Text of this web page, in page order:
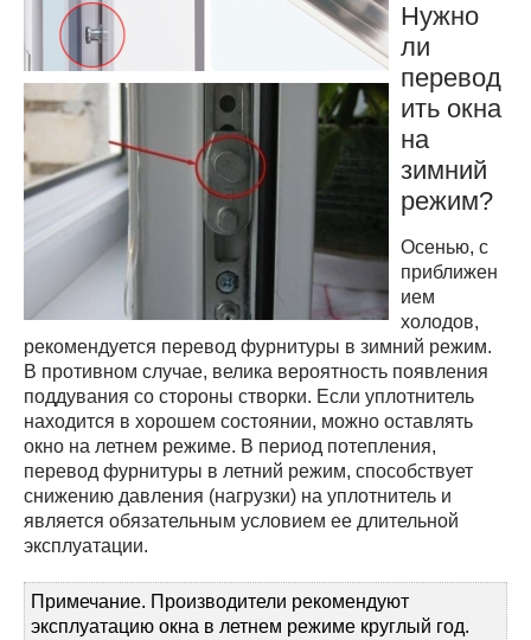
Нужно
ли
перевод
ить окна
на
зимний
режим?
Осенью, с
приближен
ием
холодов,
рекомендуется перевод фурнитуры в зимний режим.
В противном случае, велика вероятность появления
поддувания со стороны створки. Если уплотнитель
находится в хорошем состоянии, можно оставлять
окно на летнем режиме. В период потепления,
перевод фурнитуры в летний режим, способствует
снижению давления (нагрузки) на уплотнитель и
является обязательным условием ее длительной
эксплуатации.
Примечание. Производители рекомендуют
эксплуатацию окна в летнем режиме круглый год.